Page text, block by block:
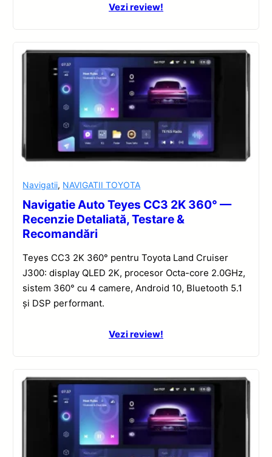
Vezi review!
Navigatii, NAVIGATII TOYOTA
Navigatie Auto Teyes CC3 2K 360° —
Recenzie Detaliată, Testare &
Recomandări
Teyes CC3 2K 360° pentru Toyota Land Cruiser
J300: display QLED 2K, procesor Octa-core 2.0GHz,
sistem 360° cu 4 camere, Android 10, Bluetooth 5.1
și DSP performant.
Vezi review!